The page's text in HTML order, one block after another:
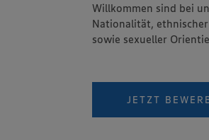
Willkommen sind bei
Nationalität,
sowie sexueller
JETZT